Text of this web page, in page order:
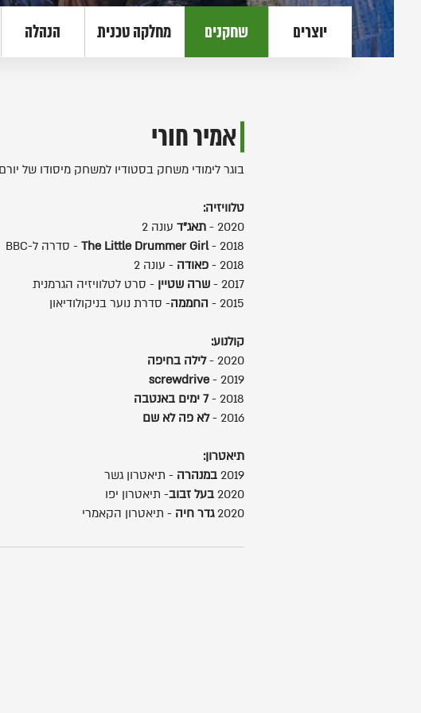
יוצרים שחקנים מחלקה טכנית הנהלה
אמיר חורי
בוגר לימודי משחק בסטודיו למשחק מיסודו של יורם
טלוויזיה:
2020 -
תאג"דעונה 2
2018 -
The Little Drummer Girl- סדרה ל-BBC
2018 -
פאודה - עונה 2
2017 -
שרה שטיין - סרט לטלוויזיה הגרמנית
2015 -
החממה- סדרת נוער בניקולודיאון
קולנוע:
2020 -
לילה בחיפה
2019 -
screwdrive
2018 -
7 ימים באנטבה
2016 -
לא פה לא שם
תיאטרון:
2019 במנהרה - תיאטרון גשר
2020 בעל זבוב- תיאטרון יפו
2020 גדר חיה - תיאטרון הקאמרי